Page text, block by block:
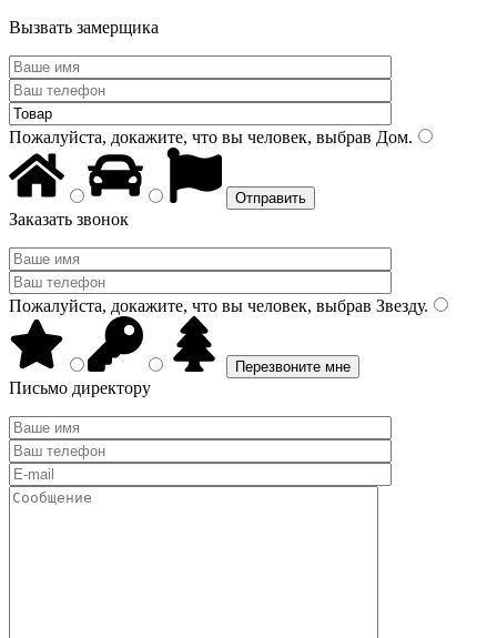
Вызвать замерщика
Пожалуйста, докажите, что вы человек, выбрав Дом.
Заказать звонок
Пожалуйста, докажите, что вы человек, выбрав Звезду.
Письмо директору